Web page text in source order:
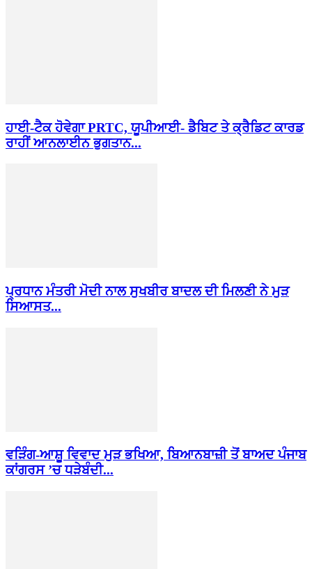
ਹਾਈ-ਟੈਕ ਹੋਵੇਗਾ PRTC, ਯੂਪੀਆਈ- ਡੈਬਿਟ ਤੇ ਕ੍ਰੈਡਿਟ ਕਾਰਡ
ਰਾਹੀਂ ਆਨਲਾਈਨ ਭੁਗਤਾਨ...
ਪ੍ਰਧਾਨ ਮੰਤਰੀ ਮੋਦੀ ਨਾਲ ਸੁਖਬੀਰ ਬਾਦਲ ਦੀ ਮਿਲਣੀ ਨੇ ਮੁੜ
ਸਿਆਸਤ...
ਵੜਿੰਗ-ਆਸ਼ੂ ਵਿਵਾਦ ਮੁੜ ਭਖਿਆ, ਬਿਆਨਬਾਜ਼ੀ ਤੋਂ ਬਾਅਦ ਪੰਜਾਬ
ਕਾਂਗਰਸ ’ਚ ਧੜੇਬੰਦੀ...